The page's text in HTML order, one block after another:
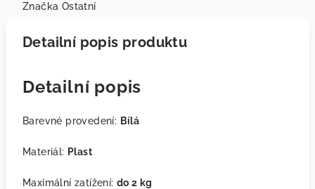
Značka Ostatní
Detailní popis produktu
Detailní popis
Barevné provedení: Bílá
Materiál: Plast
Maximální zatížení: do 2 kg